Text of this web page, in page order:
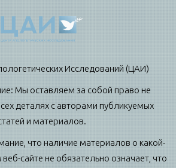
Исследований (ЦАИ)
Мы оставляем за собой право не
деталях с авторами публикуемых
и материалов.
что наличие материалов о какой-
сайте не обязательно означает, что